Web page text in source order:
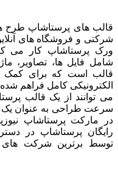
قالب های پرستاشاپ طرح
شرکتی و فروشگاه های
ورک پرستاشاپ کار می
شامل فایل ها، تصاویر،
قالب است که برای کمک
الکترونیکی کامل فراهم
می توانند از یک قالب
سرعت طراحی به عنوان یک
در مارکت پرستاشاپ
رایگان پرستاشاپ در
توسط برترین شرکت